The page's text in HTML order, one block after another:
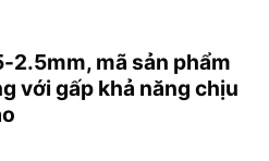
2.5mm, mã sản phẩm
với gấp khả năng chịu